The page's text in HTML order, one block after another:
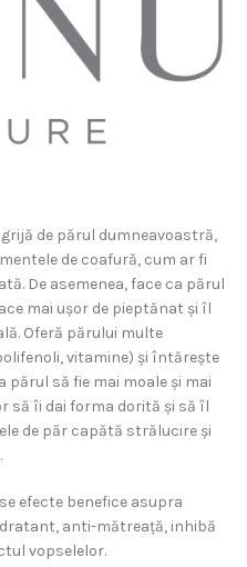
de părul dumneavoastră,
de coafură, cum ar fi
De asemenea, face ca părul
mai ușor de pieptănat și îl
Oferă părului multe
vitamine) și întărește
părul să fie mai moale și mai
să îi dai forma dorită și să îl
de păr capătă strălucire și
efecte benefice asupra
anti-mătreață, inhibă
vopselelor.